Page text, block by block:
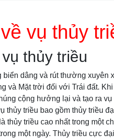
vụ thủy
thủy triều
dâng và rút thường xuyên
và Mặt trời đối với Trái đất.
cộng hưởng lại và tạo ra
thủy triều bao gồm thủy triều
thủy triều cao nhất trong một
một ngày. Thủy triều cực